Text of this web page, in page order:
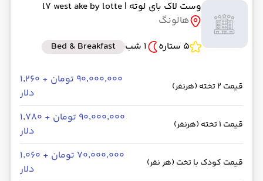
وست لاک بای لوته | l7 west ake by lotte
هالونگ
5 ستاره
1 شب Bed & Breakfast
قیمت 2 تخته (هرنفر)
۹۰٬۰۰۰٬۰۰۰ تومان + ۱٬۲۶۰
دلار
قیمت 1 تخته (هرنفر)
۹۰٬۰۰۰٬۰۰۰ تومان + ۱٬۷۸۰
دلار
قیمت کودک با تخت (هر نفر)
۷۰٬۰۰۰٬۰۰۰ تومان + ۱٬۰۶۰
دلار